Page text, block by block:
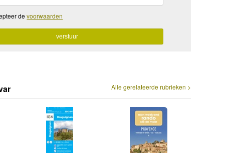
devoorwaarden
Alle gerelateerde rubrieken >